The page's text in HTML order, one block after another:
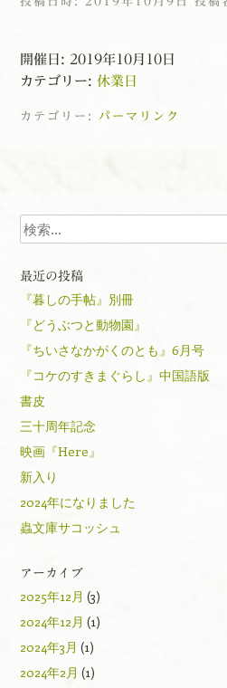
開催日: 2019年10月10日
カテゴリー: 休業日
カテゴリー: パーマリンク
検索
最近の投稿
『暮しの手帖』別冊
『どうぶつと動物園』
『ちいさなかがくのとも』6月号
『コケのすきまぐらし』中国語版
書皮
三十周年記念
映画『Here』
新入り
2024年になりました
蟲文庫サコッシュ
アーカイブ
2025年12月 (3)
2024年12月 (1)
2024年3月 (1)
2024年2月 (1)